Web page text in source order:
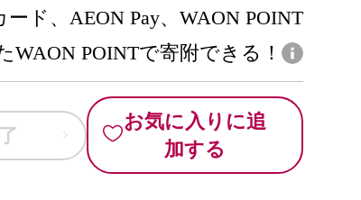
ド、AEON Pay、WAON POINT
WAON POINTで寄附できる！
お気に入りに追
加する